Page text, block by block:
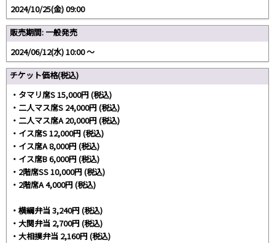
2024/10/25(金) 09:00
販売期間: 一般発売
2024/06/12(水) 10:00 〜
チケット価格(税込)
・タマリ席S 15,000円 (税込)
・二人マス席S 24,000円 (税込)
・二人マス席A 20,000円 (税込)
・イス席S 12,000円 (税込)
・イス席A 8,000円 (税込)
・イス席B 6,000円 (税込)
・2階席SS 10,000円 (税込)
・2階席A 4,000円 (税込)
・横綱弁当 3,240円 (税込)
・大関弁当 2,700円 (税込)
・大相撲弁当 2,160円 (税込)